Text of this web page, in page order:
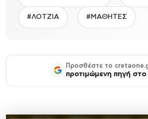
#ΛΟΤΖΙΑ #ΜΑΘΗΤΕΣ
Προσθέστε το
προτιμώμενη πηγή